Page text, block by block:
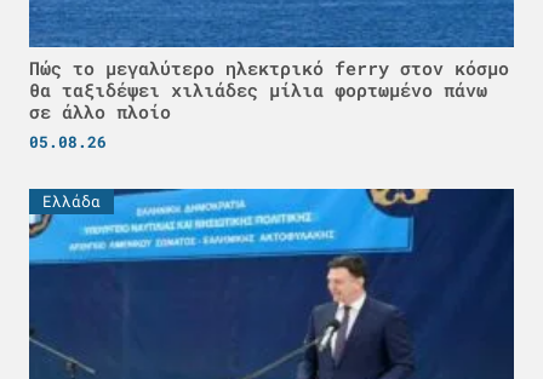
Πώς το μεγαλύτερο ηλεκτρικό ferry στον κόσμο
θα ταξιδέψει χιλιάδες μίλια φορτωμένο πάνω
σε άλλο πλοίο
05.08.26
Ελλάδα